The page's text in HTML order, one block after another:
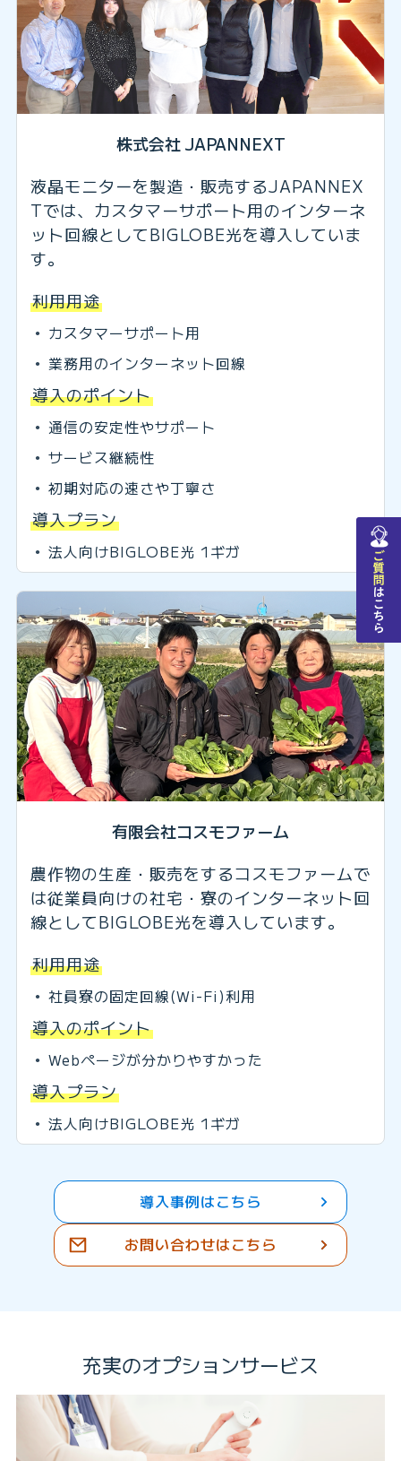
株式会社 JAPANNEXT
液晶モニターを製造・販売するJAPANNEX
Tでは、カスタマーサポート用のインターネ
ット回線としてBIGLOBE光を導入していま
す。
利用用途
カスタマーサポート用
業務用のインターネット回線
導入のポイント
通信の安定性やサポート
サービス継続性
初期対応の速さや丁寧さ
導入プラン
法人向けBIGLOBE光 1ギガ
有限会社コスモファーム
農作物の生産・販売をするコスモファームで
は従業員向けの社宅・寮のインターネット回
線としてBIGLOBE光を導入しています。
利用用途
社員寮の固定回線(Wi-Fi)利用
導入のポイント
Webページが分かりやすかった
導入プラン
法人向けBIGLOBE光 1ギガ
導入事例はこちら
お問い合わせはこちら
充実のオプションサービス